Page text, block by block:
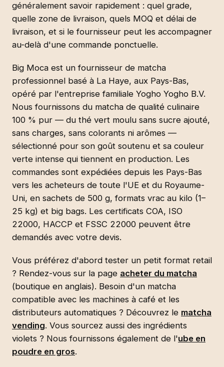
généralement savoir rapidement : quel grade,
quelle zone de livraison, quels MOQ et délai de
livraison, et si le fournisseur peut les accompagner
au-delà d'une commande ponctuelle.
Big Moca est un fournisseur de matcha
professionnel basé à La Haye, aux Pays-Bas,
opéré par l'entreprise familiale Yogho Yogho B.V.
Nous fournissons du matcha de qualité culinaire
100 % pur — du thé vert moulu sans sucre ajouté,
sans charges, sans colorants ni arômes —
sélectionné pour son goût soutenu et sa couleur
verte intense qui tiennent en production. Les
commandes sont expédiées depuis les Pays-Bas
vers les acheteurs de toute l'UE et du Royaume-
Uni, en sachets de 500 g, formats vrac au kilo (1–
25 kg) et big bags. Les certificats COA, ISO
22000, HACCP et FSSC 22000 peuvent être
demandés avec votre devis.
Vous préférez d'abord tester un petit format retail
? Rendez-vous sur la page acheter du matcha
(boutique en anglais). Besoin d'un matcha
compatible avec les machines à café et les
distributeurs automatiques ? Découvrez le matcha
vending. Vous sourcez aussi des ingrédients
violets ? Nous fournissons également de l'ube en
poudre en gros.